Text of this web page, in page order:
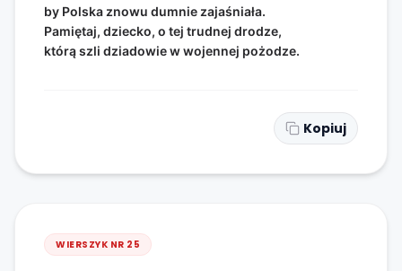
by Polska znowu dumnie zajaśniała.
Pamiętaj, dziecko, o tej trudnej drodze,
którą szli dziadowie w wojennej pożodze.
Kopiuj
WIERSZYK NR 25